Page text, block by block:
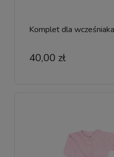
Komplet dla
40,00 zł